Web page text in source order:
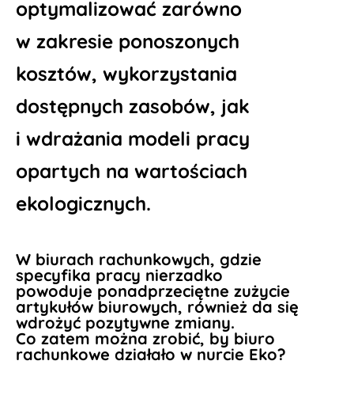
optymalizować zarówno
w zakresie ponoszonych
kosztów, wykorzystania
dostępnych zasobów, jak
i wdrażania modeli pracy
opartych na wartościach
ekologicznych.
W biurach rachunkowych, gdzie
specyfika pracy nierzadko
powoduje ponadprzeciętne zużycie
artykułów biurowych, również da się
wdrożyć pozytywne zmiany.
Co zatem można zrobić, by biuro
rachunkowe działało w nurcie Eko?